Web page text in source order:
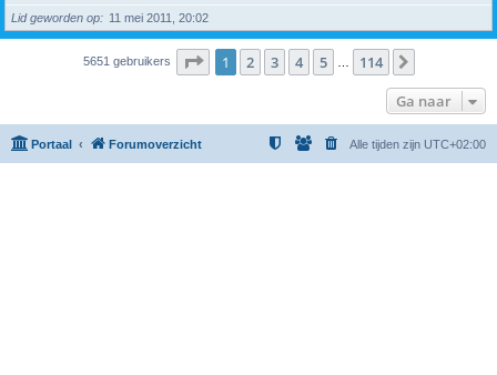
Lid geworden op
11 mei 2011, 20:02
5651 gebruikers Pagina van 114
1 2 3 4 5 114
Ga naar
Portaal Forumoverzicht Alle tijden zijn UTC+02:00